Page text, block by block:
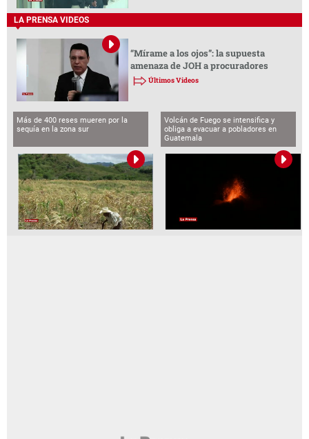
LA PRENSA VIDEOS
“Mírame a los ojos”: la supuesta
amenaza de JOH a procuradores
Últimos Videos
Más de 400 reses mueren por la
sequía en la zona sur
Volcán de Fuego se intensifica y
obliga a evacuar a pobladores en
Guatemala